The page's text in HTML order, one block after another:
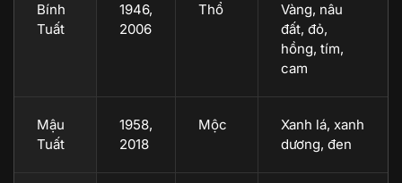
Bính
Tuất
1946,
2006
Thổ
Vàng, nâu
đất, đỏ,
hồng, tím,
cam
Mậu
Tuất
1958,
2018
Mộc
Xanh lá, xanh
dương, đen